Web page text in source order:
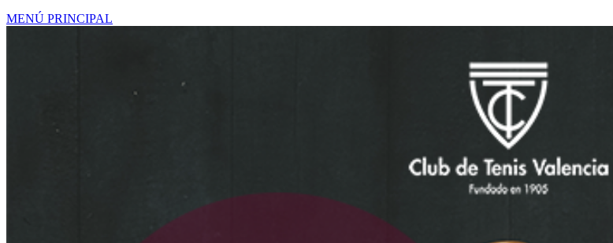
MENÚ PRINCIPAL